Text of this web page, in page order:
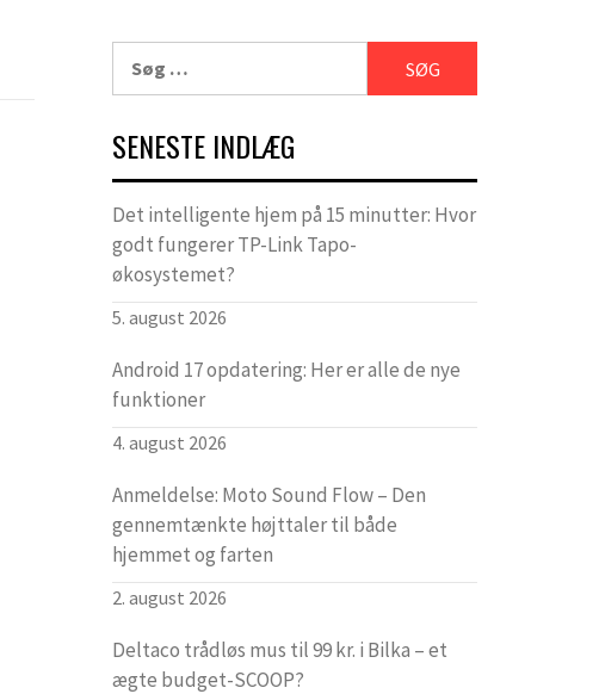
efter:
SENESTE INDLÆG
Det intelligente hjem på 15 minutter: Hvor
godt fungerer TP-Link Tapo-
økosystemet?
5. august 2026
Android 17 opdatering: Her er alle de nye
funktioner
4. august 2026
Anmeldelse: Moto Sound Flow – Den
gennemtænkte højttaler til både
hjemmet og farten
2. august 2026
Deltaco trådløs mus til 99 kr. i Bilka – et
ægte budget-SCOOP?